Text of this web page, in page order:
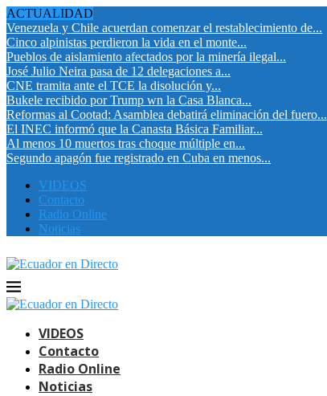
ACTUALIDAD
Venezuela y Chile acuerdan comenzar el restablecimiento de...
Cinco alpinistas perdieron la vida en el monte...
Pueblos de aislamiento afectados por la minería ilegal...
José Julio Neira pasa de 12 delegaciones a...
CNE tramita ante el TCE la disolución y...
Bukele recibido por Trump wn la Casa Blanca...
Reformas al Cootad: Asamblea debatirá eliminación del fuero...
El INEC informó que la Canasta Básica Familiar...
Al menos 10 muertos tras choque múltiple en...
Segundo apagón fue registrado en Cuba en menos...
VIDEOS
Contacto
Radio Online
Noticias
VIDEOS
Contacto
Radio Online
Noticias